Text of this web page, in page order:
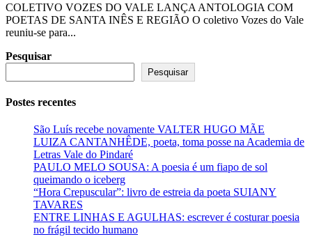
COLETIVO VOZES DO VALE LANÇA ANTOLOGIA COM
POETAS DE SANTA INÊS E REGIÃO O coletivo Vozes do Vale
reuniu-se para...
Pesquisar
Pesquisar
Postes recentes
São Luís recebe novamente VALTER HUGO MÃE
LUIZA CANTANHÊDE, poeta, toma posse na Academia de
Letras Vale do Pindaré
PAULO MELO SOUSA: A poesia é um fiapo de sol
queimando o iceberg
“Hora Crepuscular”: livro de estreia da poeta SUIANY
TAVARES
ENTRE LINHAS E AGULHAS: escrever é costurar poesia
no frágil tecido humano